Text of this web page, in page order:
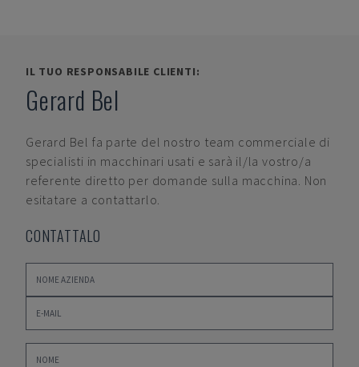
IL TUO RESPONSABILE CLIENTI:
Gerard Bel
Gerard Bel fa parte del nostro team commerciale di
specialisti in macchinari usati e sarà il/la vostro/a
referente diretto per domande sulla macchina. Non
esitatare a contattarlo.
CONTATTALO